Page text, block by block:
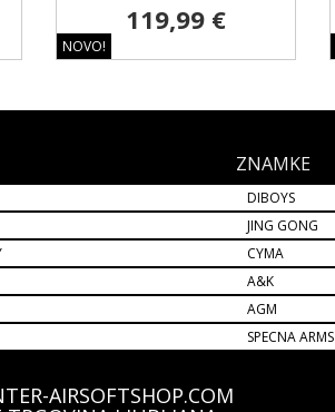
NOVO!
119,99 €
ZNAMKE
DIBOYS
JING GONG
CYMA
A&K
AGM
SPECNA ARMS
AIRSOFTSHOP.COM